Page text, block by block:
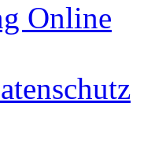
Online